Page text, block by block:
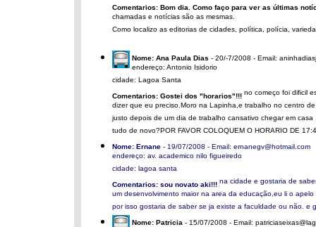
Comentarios: Bom dia. Como faço para ver as últimas
chamadas e notícias são as mesmas.
Como localizo as editorias de cidades, política, polícia,
Nome: Ana Paula Dias - 20/-7/2008 - Email:
endereço: Antonio Isidorio
cidade: Lagoa Santa
Comentarios: Gostei dos "horarios"!!! no começo foi dificil
dizer que eu preciso.Moro na Lapinha,e trabalho no centro
justo depois de um dia de trabalho cansativo chegar em
tudo de novo?POR FAVOR COLOQUEM O HORARIO DE
Nome: Ernane - 19/07/2008 - Email: ernanegv@hotmail.com
endereço: av. academico nilo figueiredo
cidade: lagoa santa
Comentarios: sou novato aki!!! na cidade e gostaria de
um desenvolvimento maior na area da educação,eu li o
por isso gostaria de saber se ja existe a faculdade ou não. e
Nome: Patricia - 15/07/2008 - Email: